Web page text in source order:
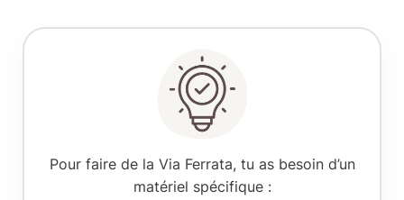
Pour faire de la Via Ferrata, tu as besoin d’un
matériel spécifique :